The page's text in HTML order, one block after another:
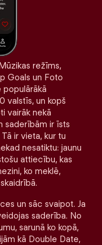
režīms,
Goals un Foto
populārākā
valstīs, un kopš
vairāk nekā
saderībām ir īsts
ir vieta, kur tu
nesatiktu: jaunu
attiecību, kas
ko meklē,
un sāc svaipot. Ja
saderība. No
sarunā ko kopā,
kā Double Date,